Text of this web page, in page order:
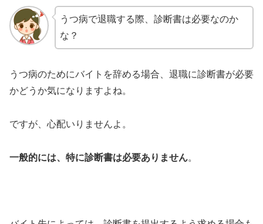
うつ病で退職する際、診断書は必要なのか
な？
うつ病のためにバイトを辞める場合、退職に診断書が必要
かどうか気になりますよね。
ですが、心配いりませんよ。
一般的には、特に診断書は必要ありません。